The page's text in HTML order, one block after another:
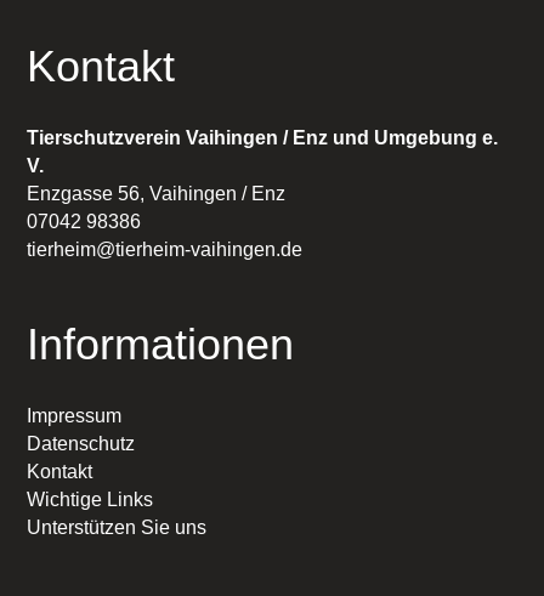
Kontakt
Tierschutzverein Vaihingen / Enz und Umgebung e.
V.
Enzgasse 56, Vaihingen / Enz
07042 98386
tierheim@tierheim-vaihingen.de
Informationen
Impressum
Datenschutz
Kontakt
Wichtige Links
Unterstützen Sie uns